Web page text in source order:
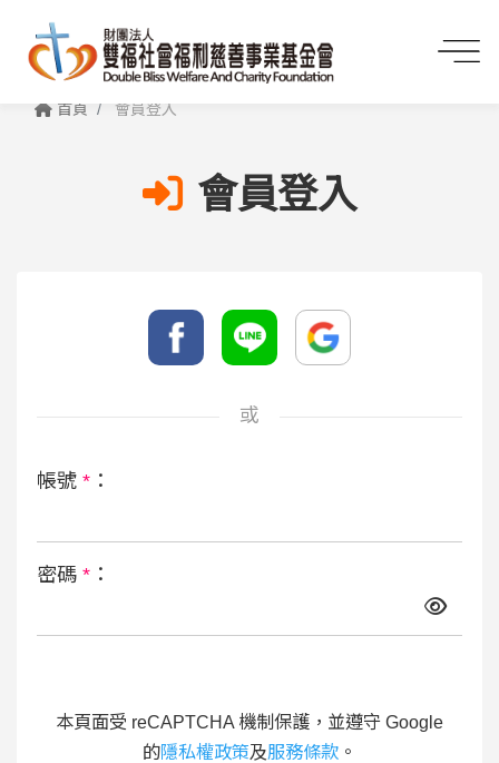
首頁 會員登入
會員登入
或
帳號 * ：
密碼 * ：
本頁面受 reCAPTCHA 機制保護，並遵守 Google
的隱私權政策及服務條款 。